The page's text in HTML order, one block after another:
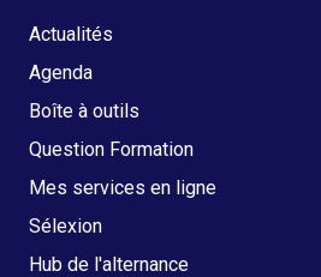
Actualités
Agenda
Boîte à outils
Question Formation
Mes services en ligne
Sélexion
Hub de l'alternance